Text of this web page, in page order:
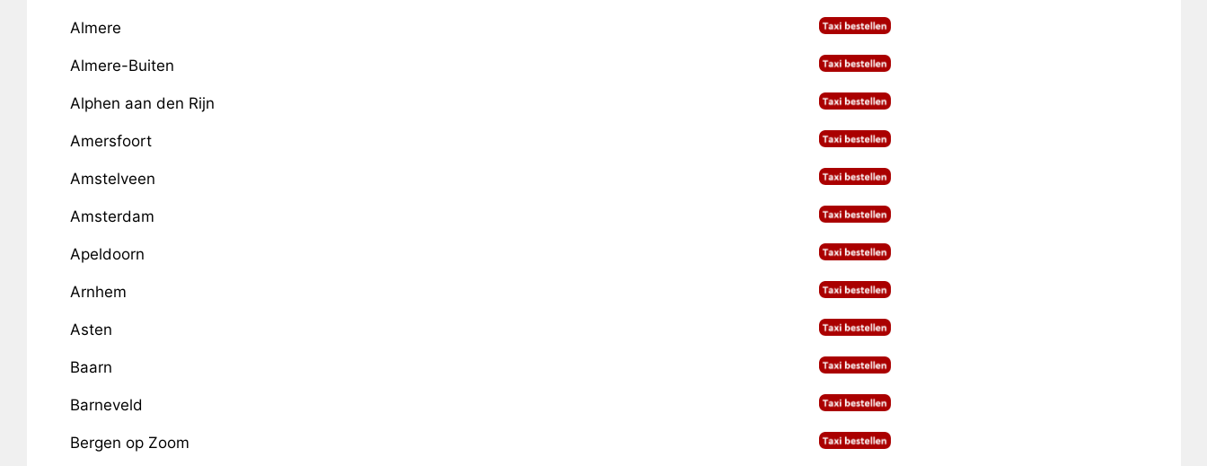
Almere
Almere-Buiten
Alphen aan den Rijn
Amersfoort
Amstelveen
Amsterdam
Apeldoorn
Arnhem
Asten
Baarn
Barneveld
Bergen op Zoom